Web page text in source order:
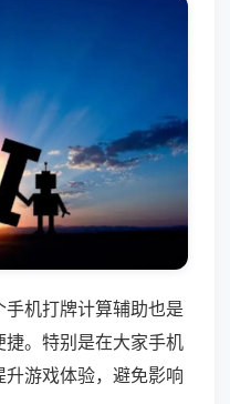
机打牌计算辅助也是
。特别是在大家手机
游戏体验，避免影响